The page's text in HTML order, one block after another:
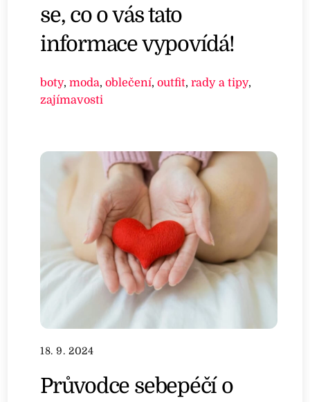
se, co o vás tato
informace vypovídá!
boty,moda,oblečení,outfit,rady a tipy,
zajímavosti
18. 9. 2024
Průvodce sebepéčí o